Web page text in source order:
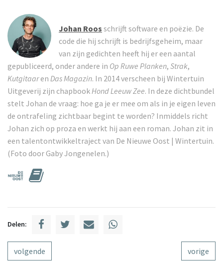
Johan Roos schrijft software en poëzie. De
code die hij schrijft is bedrijfsgeheim, maar
van zijn gedichten heeft hij er een aantal
gepubliceerd, onder andere in Op Ruwe Planken, Strak,
Kutgitaaren Das Magazin. In 2014 verscheen bij Wintertuin
Uitgeverij zijn chapbook Hond Leeuw Zee. In deze dichtbundel
stelt Johan de vraag: hoe ga je er mee om als in je eigen leven
de ontrafeling zichtbaar begint te worden? Inmiddels richt
Johan zich op proza en werkt hij aan een roman. Johan zit in
een talentontwikkeltraject van De Nieuwe Oost | Wintertuin.
(Foto door Gaby Jongenelen.)
Delen:
volgende vorige